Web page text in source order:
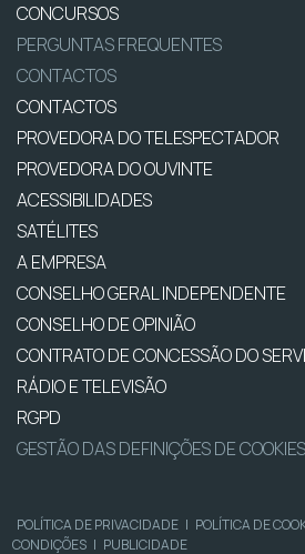
CONCURSOS
PERGUNTAS FREQUENTES
CONTACTOS
CONTACTOS
PROVEDORA DO TELESPECTADOR
PROVEDORA DO OUVINTE
ACESSIBILIDADES
SATÉLITES
A EMPRESA
CONSELHO GERAL INDEPENDENTE
CONSELHO DE OPINIÃO
CONTRATO DE CONCESSÃO DO
RÁDIO E TELEVISÃO
RGPD
GESTÃO DAS DEFINIÇÕES DE COOKIES
POLÍTICA DE PRIVACIDADE | POLÍTICA DE
CONDIÇÕES | PUBLICIDADE